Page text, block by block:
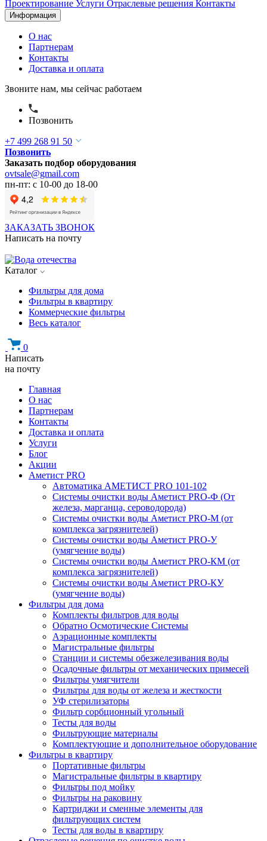
Проектирование Услуги Отраслевые решения Контакты
Информация
О нас
Партнерам
Контакты
Доставка и оплата
Звоните нам, мы сейчас работаем
Позвонить
+7 499 268 91 50
Позвонить
Заказать подбор оборудования
ovtsale@gmail.com
пн-пт: с 10-00 до 18-00
ЗАКАЗАТЬ ЗВОНОК
Написать на почту
Каталог
Фильтры для дома
Фильтры в квартиру
Коммерческие фильтры
Весь каталог
0
Написать
на почту
Главная
О нас
Партнерам
Контакты
Доставка и оплата
Услуги
Блог
Акции
Аметист PRO
Автоматика АМЕТИСТ PRO 101-102
Системы очистки воды Аметист PRO-Ф (От
железа, марганца, сероводорода)
Системы очистки воды Аметист PRO-M (от
комплекса загрязнителей)
Системы очистки воды Аметист PRO-У
(умягчение воды)
Системы очистки воды Аметист PRO-КM (от
комплекса загрязнителей)
Системы очистки воды Аметист PRO-КУ
(умягчение воды)
Фильтры для дома
Комплекты фильтров для воды
Обратно Осмотические Системы
Аэрационные комплекты
Магистральные фильтры
Станции и системы обезжелезивания воды
Осадочные фильтры от механических примесей
Фильтры умягчители
Фильтры для воды от железа и жесткости
УФ стерилизаторы
Фильтр сорбционный угольный
Тесты для воды
Фильтрующие материалы
Комплектующие и дополнительное оборудование
Фильтры в квартиру
Портативные фильтры
Магистральные фильтры в квартиру
Фильтры под мойку
Фильтры на раковину
Картриджи и сменные элементы для
фильтрующих систем
Тесты для воды в квартиру